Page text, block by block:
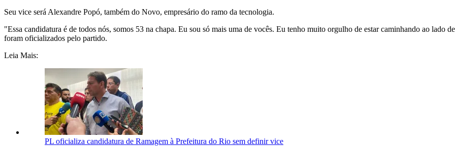
Seu vice será Alexandre Popó, também do Novo, empresário do ramo da tecnologia.
"Essa candidatura é de todos nós, somos 53 na chapa. Eu sou só mais uma de vocês. Eu tenho muito orgulho de estar caminhando ao lado
foram oficializados pelo partido.
Leia Mais:
PL oficializa candidatura de Ramagem à Prefeitura do Rio sem definir vice